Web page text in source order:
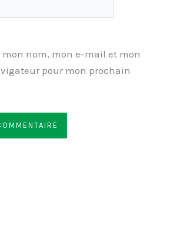
mon nom, mon e-mail et mon
pour mon prochain